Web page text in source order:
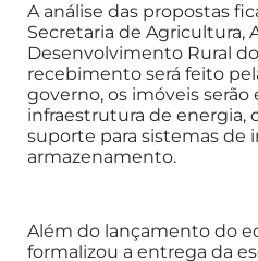
A análise das propostas
Secretaria de Agricultura,
Desenvolvimento Rural
recebimento será feito
governo, os imóveis
infraestrutura de energia,
suporte para sistemas de
armazenamento.
Além do lançamento do
formalizou a entrega da